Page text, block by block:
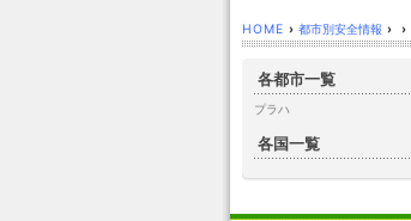
HOME › 都市別安全情報 › ›
各都市一覧
プラハ
各国一覧